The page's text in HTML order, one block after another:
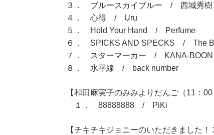
３． ブルースカイブルー / 西城秀樹
４． 心得 / Uru
５． Hold Your Hand / Perfume
６． SPICKS AND SPECKS / The
７． スターマーカー / KANA-BOON
８． 水平線 / back number
【和田麻実子のみみよりだんご（11：00
１． 88888888 / PiKi
【チキチキジョニーのいただきました